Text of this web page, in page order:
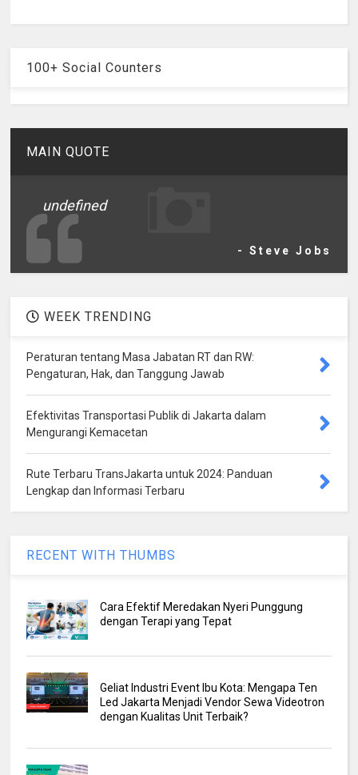
100+ Social Counters
MAIN QUOTE
undefined
- Steve Jobs
WEEK TRENDING
Peraturan tentang Masa Jabatan RT dan RW:
Pengaturan, Hak, dan Tanggung Jawab
Efektivitas Transportasi Publik di Jakarta dalam
Mengurangi Kemacetan
Rute Terbaru TransJakarta untuk 2024: Panduan
Lengkap dan Informasi Terbaru
RECENT WITH THUMBS
Cara Efektif Meredakan Nyeri Punggung
dengan Terapi yang Tepat
Geliat Industri Event Ibu Kota: Mengapa Ten
Led Jakarta Menjadi Vendor Sewa Videotron
dengan Kualitas Unit Terbaik?